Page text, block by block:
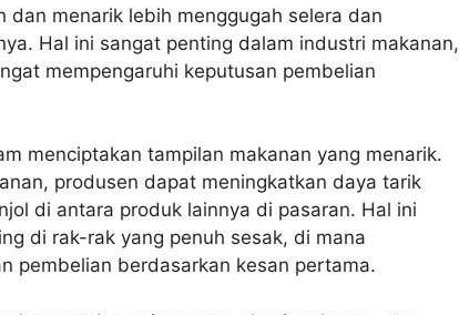
dan menarik lebih menggugah selera dan
Hal ini sangat penting dalam industri makanan,
mempengaruhi keputusan pembelian
menciptakan tampilan makanan yang menarik.
produsen dapat meningkatkan daya tarik
di antara produk lainnya di pasaran. Hal ini
di rak-rak yang penuh sesak, di mana
pembelian berdasarkan kesan pertama.